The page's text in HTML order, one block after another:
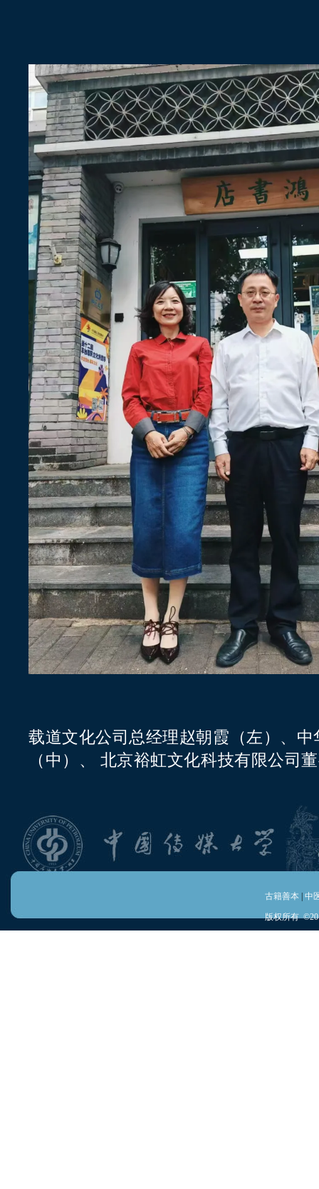
载道文化公司总经理赵朝霞（左） 、中
（中） 、 北京裕虹文化科技有限公司
古籍善本 中
版权所有